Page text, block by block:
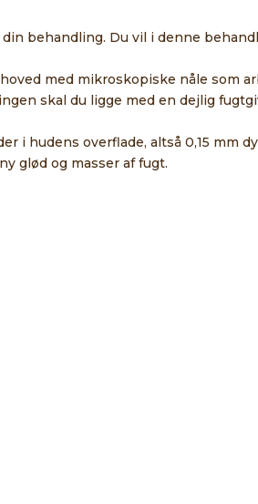
behandling. Du vil i denne
med mikroskopiske nåle som
skal du ligge med en dejlig
i hudens overflade, altså 0,15 mm
glød og masser af fugt.